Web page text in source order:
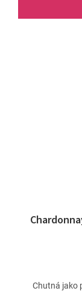
Chutná jako